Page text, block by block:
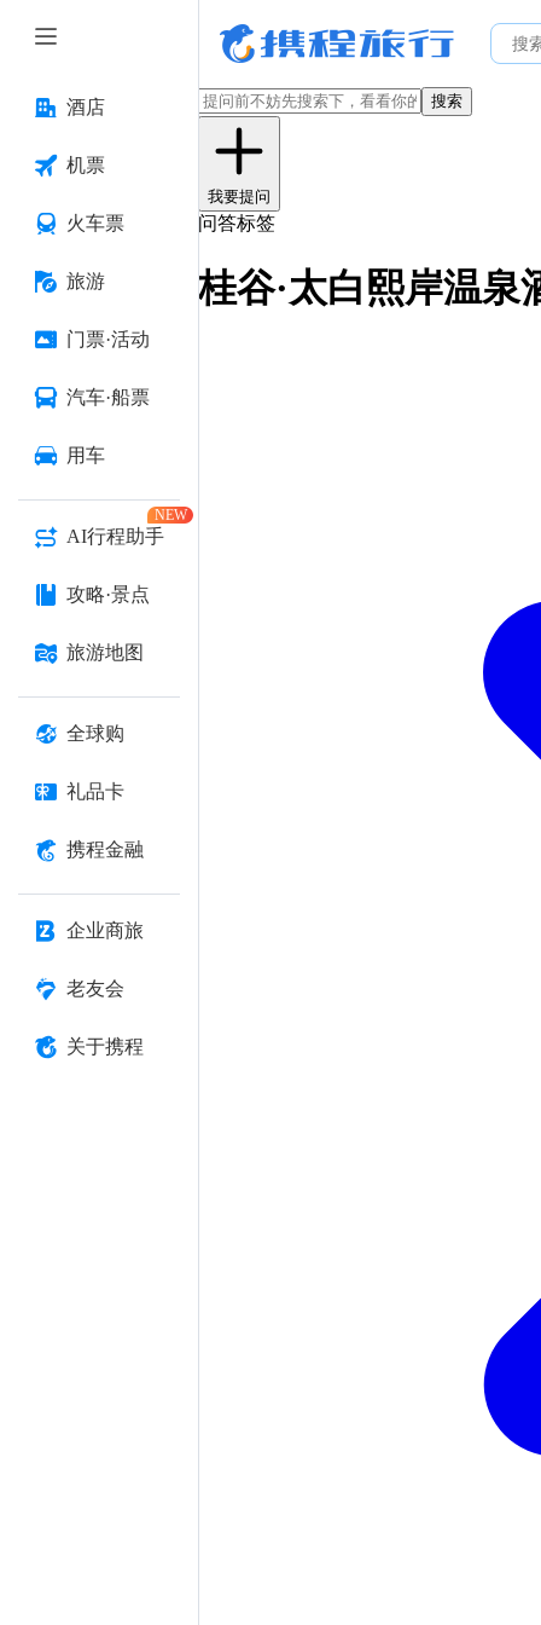
酒店
机票
火车票
旅游
门票·活动
汽车·船票
用车
AI行程助手
NEW
攻略·景点
旅游地图
全球购
礼品卡
携程金融
企业商旅
老友会
关于携程
搜索
我要提问
问答标签
桂谷·太白熙岸温泉